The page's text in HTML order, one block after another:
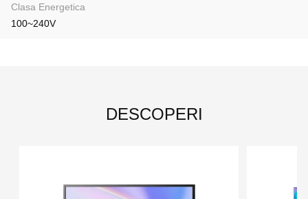
Clasa Energetica
100~240V
DESCOPERI